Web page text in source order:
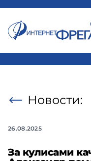
Новости:
26.08.2025
За кулисами